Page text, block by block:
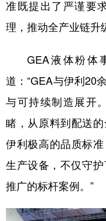
准既提出了严谨要
理，推动全产业链升
GEA液体粉体
道：“GEA与伊利20
与可持续制造展开
睹，从原料到配送
伊利极高的品质标
生产设备，不仅守
推广的标杆案例。”